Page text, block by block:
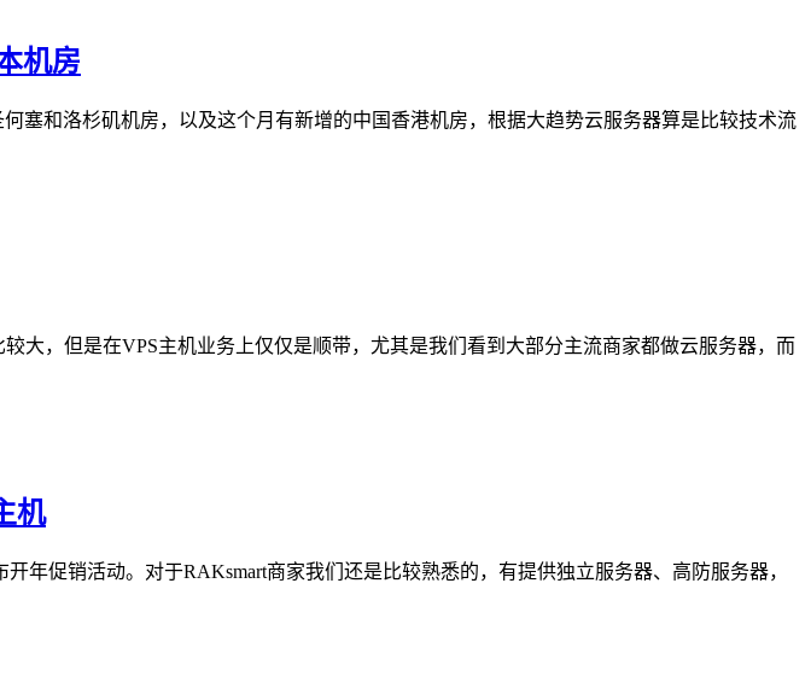
机房
塞和洛杉矶机房，以及这个月有新增的中国香港机房，根据大趋势云服务器算是比较技术流
大，但是在VPS主机业务上仅仅是顺带，尤其是我们看到大部分主流商家都做云服务器，而
机
促销活动。对于RAKsmart商家我们还是比较熟悉的，有提供独立服务器、高防服务器，